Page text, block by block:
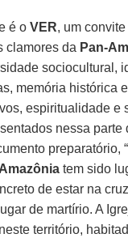
é oVER, um
clamores da Pan-
sociocultural,
memória histórica
espiritualidade e
nessa parte
preparatório,
Amazônia tem sido
de estar na
de martírio. A
território,